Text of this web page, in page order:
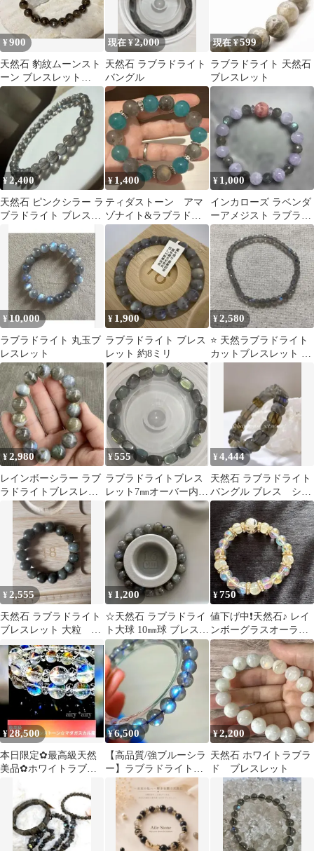
¥900
天然石 豹紋ムーンスト
ーン ブレスレット
16cm
現在 ¥2,000
天然石 ラブラドライト
バングル
現在 ¥599
ラブラドライト 天然石
ブレスレット
¥2,400
天然石 ピンクシラー ラ
ブラドライト ブレスレ
¥ 1,400
ティダストーン アマ
ゾナイト&ラブラドラ
イト ブレスレット
¥ 1,000
インカローズ ラベンダ
ーアメジスト ラブラド
ライト 天然石ブレスレ
ット
¥10,000
ラブラドライト 丸玉ブ
レスレット
¥ 1,900
ラブラドライト ブレス
レット 約8ミリ
¥2,580
⭐️ 天然ラブラドライト
カットブレスレット 約
¥2,980
レインボーシラー ラブ
ラドライトブレスレッ
ト 14ミリ 天然石
¥555
ラブラドライトブレス
レット7㎜オーバー内径
17㎝
¥4,444
天然石 ラブラドライト
バングル ブレス シラ
ー 幻想的 グレー パワ
ーストーン
¥2,555
天然石 ラブラドライト
ブレスレット 大粒 約
12.7mm
¥ 1,200
☆天然石 ラブラドライ
ト大球 10㎜球 ブレスレ
ット ☆ 【新品未使用
】
¥750
値下げ中❗️天然石♪ レイ
ンボーグラスオーラ・
ルナフラッシュと水晶
の彫り物
¥28,500
本日限定✿最高級天然
美品✿ホワイトラブラ
くクォーツブレス
¥6,500
【高品質/強ブルーシラ
ー】ラブラドライトブ
レスレット 約7.8mm
16cm
¥2,200
天然石 ホワイトラブラ
ド ブレスレット